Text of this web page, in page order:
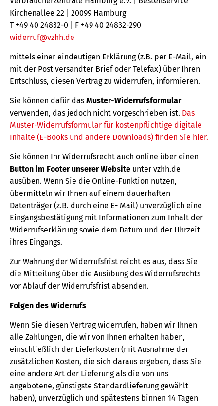
Kirchenallee 22 | 20099 Hamburg
T +49 40 24832-0 | F +49 40 24832-290
widerruf@vzhh.de
mittels einer eindeutigen Erklärung (z.B. per E-Mail, ein
mit der Post versandter Brief oder Telefax) über Ihren
Entschluss, diesen Vertrag zu widerrufen, informieren.
Sie können dafür das Muster-Widerrufsformular
verwenden, das jedoch nicht vorgeschrieben ist. Das
Muster-Widerrufsformular für kostenpflichtige digitale
Inhalte (E-Books und andere Downloads) finden Sie hier.
Sie können Ihr Widerrufsrecht auch online über einen
Button im Footer unserer Website unter vzhh.de
ausüben. Wenn Sie die Online-Funktion nutzen,
übermitteln wir Ihnen auf einem dauerhaften
Datenträger (z.B. durch eine E- Mail) unverzüglich eine
Eingangsbestätigung mit Informationen zum Inhalt der
Widerrufserklärung sowie dem Datum und der Uhrzeit
ihres Eingangs.
Zur Wahrung der Widerrufsfrist reicht es aus, dass Sie
die Mitteilung über die Ausübung des Widerrufsrechts
vor Ablauf der Widerrufsfrist absenden.
Folgen des Widerrufs
Wenn Sie diesen Vertrag widerrufen, haben wir Ihnen
alle Zahlungen, die wir von Ihnen erhalten haben,
einschließlich der Lieferkosten (mit Ausnahme der
zusätzlichen Kosten, die sich daraus ergeben, dass Sie
eine andere Art der Lieferung als die von uns
angebotene, günstigste Standardlieferung gewählt
haben), unverzüglich und spätestens binnen 14 Tagen